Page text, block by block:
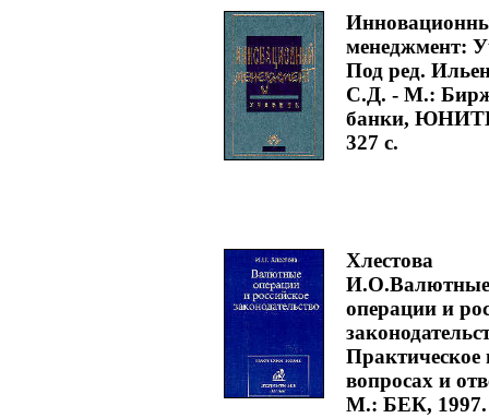
менеджмент:
Под ред.
С.Д. - М.:
банки,
327 с.
Хлестова
И.О.Валютные
операции и
Практическое
вопросах и
М.: БЕК, 1997.